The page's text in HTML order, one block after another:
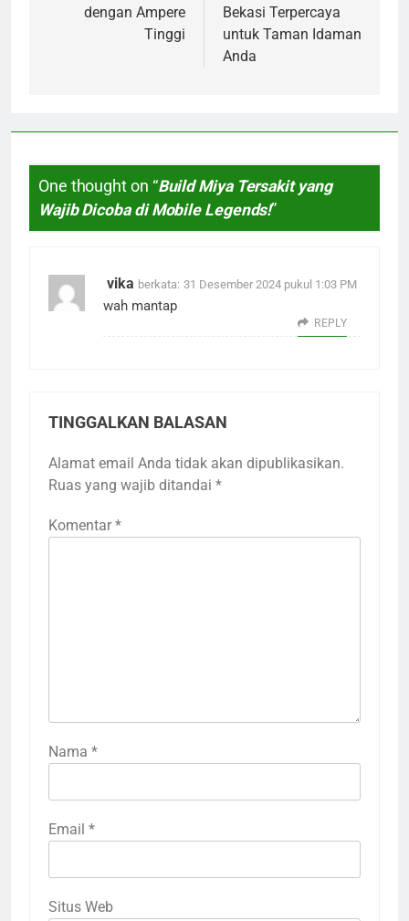
dengan Ampere
Tinggi
Bekasi Terpercaya
untuk Taman Idaman
Anda
One thought on “Build Miya Tersakit yang
Wajib Dicoba di Mobile Legends!”
vika berkata: 31 Desember 2024 pukul 1:03 PM
wah mantap
REPLY
TINGGALKAN BALASAN
Alamat email Anda tidak akan dipublikasikan.
Ruas yang wajib ditandai *
Komentar *
Nama *
Email *
Situs Web